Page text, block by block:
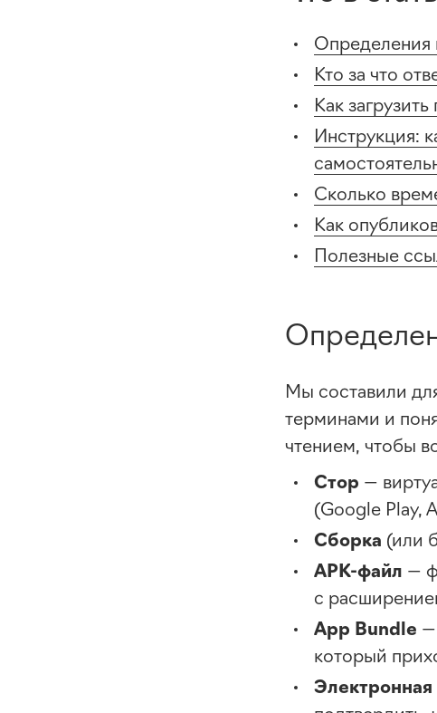
Определения
Кто за что
Как
Инструкция:
Сколько
Как
Полезные
Мы составили
терминами и
чтением, чтобы
Стор —
(Google Play,
Сборка (или
APK-файл —
с
App Bundle
который